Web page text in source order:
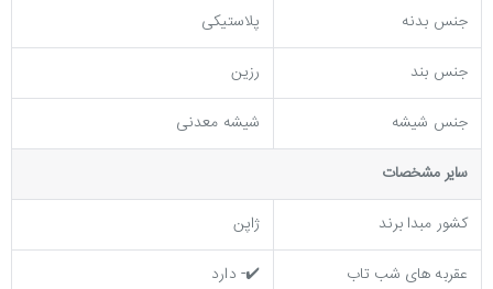
جنس بدنه
پلاستیکی
جنس بند
رزین
جنس شیشه
شیشه معدنی
ساير مشخصات
کشور مبدا برند
ژاپن
عقربه های شب تاب
✔️- دارد